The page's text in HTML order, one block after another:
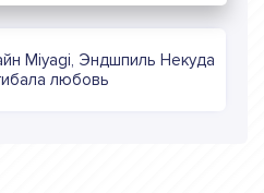
Miyagi, Эндшпиль Некуда
любовь